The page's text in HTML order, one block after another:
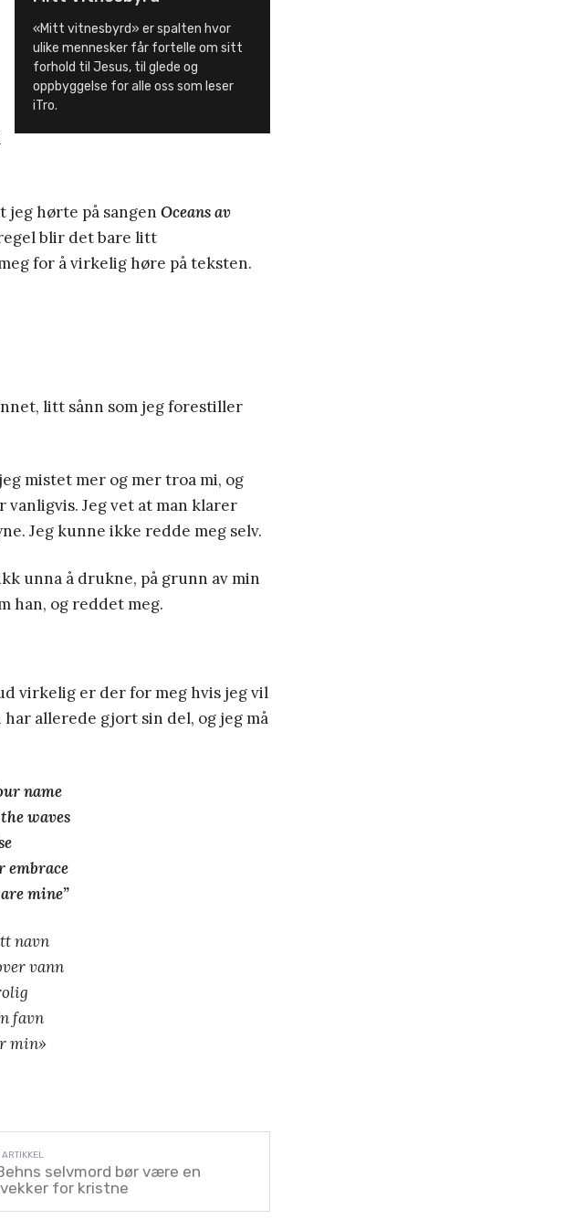
«Mitt vitnesbyrd» er spalten hvor
ulike mennesker får fortelle om sitt
forhold til Jesus, til glede og
oppbyggelse for alle oss som leser
iTro.
jeg hørte på sangen Oceans av
blir det bare litt
for å virkelig høre på teksten.
litt sånn som jeg forestiller
mistet mer og mer troa mi, og
Jeg vet at man klarer
Jeg kunne ikke redde meg selv.
unna å drukne, på grunn av min
han, og reddet meg.
virkelig er der for meg hvis jeg vil
har allerede gjort sin del, og jeg må
name
waves
embrace
mine”
navn
vann
favn
min»
selvmord bør være en
for kristne